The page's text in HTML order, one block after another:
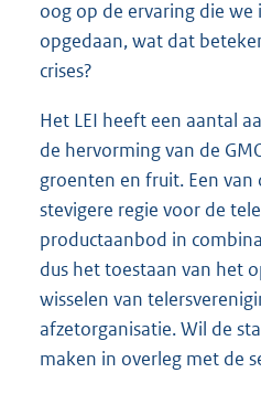
oog op de ervaring die we
opgedaan, wat dat
crises?
Het LEI heeft een aantal
de hervorming van de
groenten en fruit. Een van
stevigere regie voor de
productaanbod in
dus het toestaan van het
wisselen van
afzetorganisatie. Wil de
maken in overleg met de